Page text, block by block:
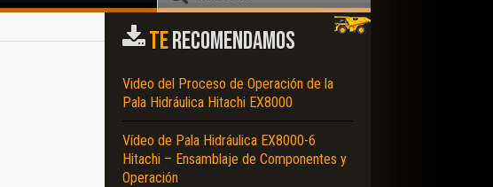
TERECOMENDAMOS
Video del Proceso de Operación de la
Pala Hidráulica Hitachi EX8000
Vídeo de Pala Hidráulica EX8000-6
Hitachi – Ensamblaje de Componentes y
Operación